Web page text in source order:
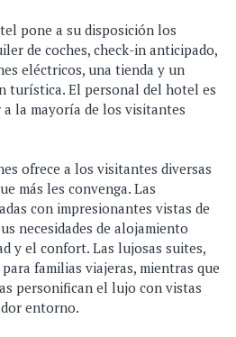
pone a su disposición los
de coches, check-in anticipado,
eléctricos, una tienda y un
turística. El personal del hotel es
la mayoría de los visitantes
ofrece a los visitantes diversas
más les convenga. Las
con impresionantes vistas de
necesidades de alojamiento
y el confort. Las lujosas suites,
familias viajeras, mientras que
personifican el lujo con vistas
entorno.